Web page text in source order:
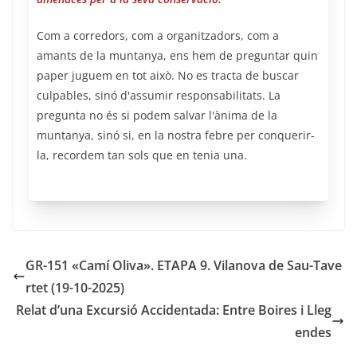
Com a corredors, com a organitzadors, com a
amants de la muntanya, ens hem de preguntar quin
paper juguem en tot això. No es tracta de buscar
culpables, sinó d'assumir responsabilitats. La
pregunta no és si podem salvar l'ànima de la
muntanya, sinó si, en la nostra febre per conquerir-
la, recordem tan sols que en tenia una.
GR-151 «Camí Oliva». ETAPA 9. Vilanova de Sau-Tave
rtet (19-10-2025)
Relat d’una Excursió Accidentada: Entre Boires i Lleg
endes